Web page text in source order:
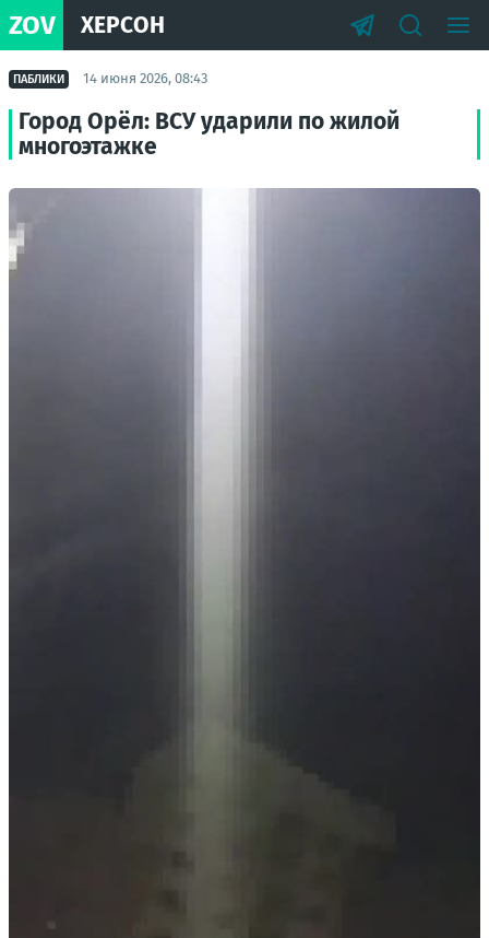
ZOV ХЕРСОН
ПАБЛИКИ 14 июня 2026, 08:43
Город Орёл: ВСУ ударили по жилой
многоэтажке